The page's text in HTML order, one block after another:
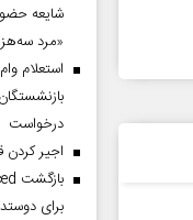
شایعه
«مرد
درخواست
اجیر
برای